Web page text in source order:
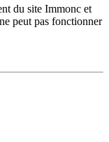
du site Immonc et
peut pas fonctionner